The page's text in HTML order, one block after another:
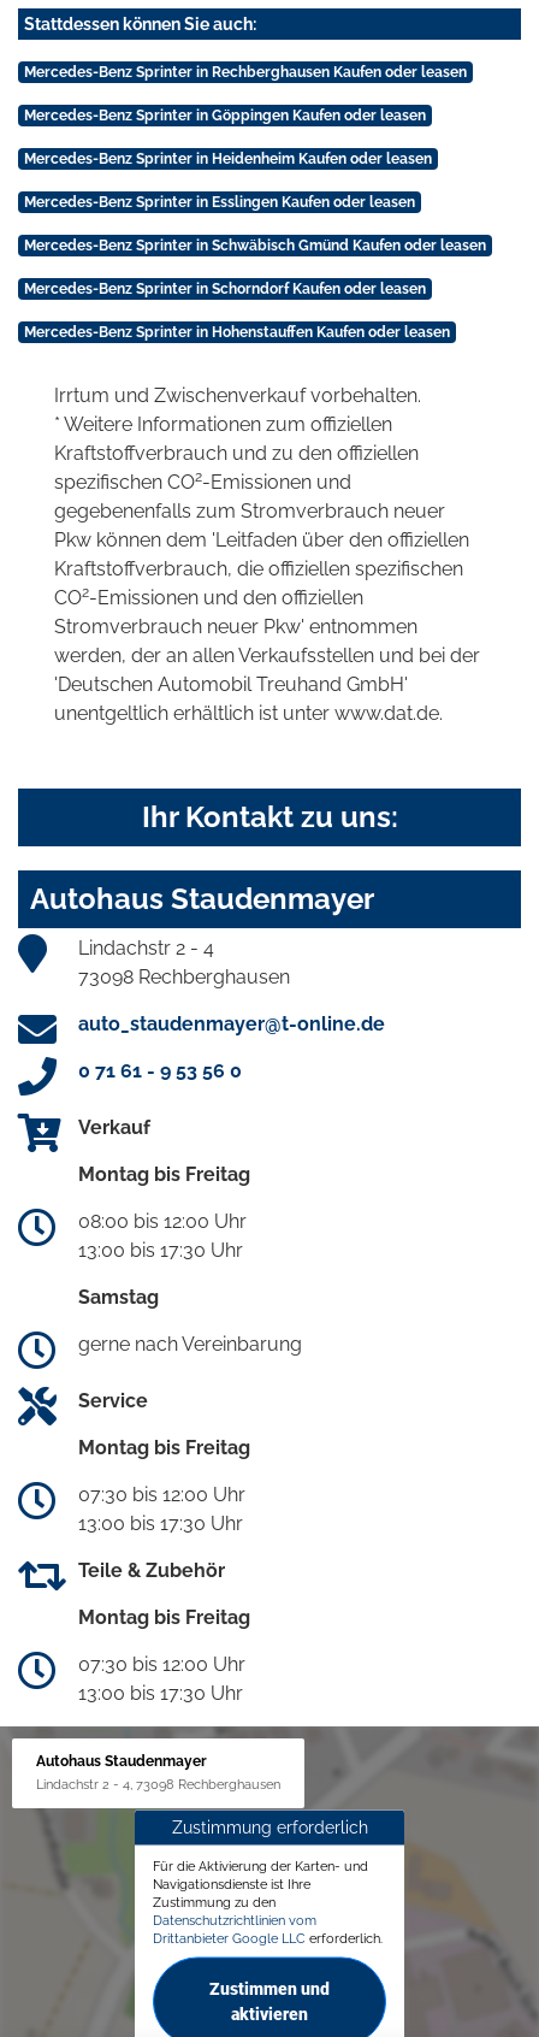
Stattdessen können Sie auch:
Mercedes-Benz Sprinter in Rechberghausen Kaufen oder leasen
Mercedes-Benz Sprinter in Göppingen Kaufen oder leasen
Mercedes-Benz Sprinter in Heidenheim Kaufen oder leasen
Mercedes-Benz Sprinter in Esslingen Kaufen oder leasen
Mercedes-Benz Sprinter in Schwäbisch Gmünd Kaufen oder leasen
Mercedes-Benz Sprinter in Schorndorf Kaufen oder leasen
Mercedes-Benz Sprinter in Hohenstauffen Kaufen oder leasen
Irrtum und Zwischenverkauf vorbehalten.
* Weitere Informationen zum offiziellen
Kraftstoffverbrauch und zu den offiziellen
spezifischen CO2-Emissionen und
gegebenenfalls zum Stromverbrauch neuer
Pkw können dem 'Leitfaden über den offiziellen
Kraftstoffverbrauch, die offiziellen spezifischen
CO2-Emissionen und den offiziellen
Stromverbrauch neuer Pkw' entnommen
werden, der an allen Verkaufsstellen und bei der
'Deutschen Automobil Treuhand GmbH'
unentgeltlich erhältlich ist unter www.dat.de.
Ihr Kontakt zu uns:
Autohaus Staudenmayer
Lindachstr 2 - 4
73098 Rechberghausen
auto_staudenmayer@t-online.de
0 71 61 - 9 53 56 0
Verkauf
Montag bis Freitag
08:00 bis 12:00 Uhr
13:00 bis 17:30 Uhr
Samstag
gerne nach Vereinbarung
Service
Montag bis Freitag
07:30 bis 12:00 Uhr
13:00 bis 17:30 Uhr
Teile & Zubehör
Montag bis Freitag
07:30 bis 12:00 Uhr
13:00 bis 17:30 Uhr
Autohaus Staudenmayer
Lindachstr 2 - 4, 73098 Rechberghausen
Zustimmung erforderlich
Für die Aktivierung der Karten- und
Navigationsdienste ist Ihre
Zustimmung zu den
Datenschutzrichtlinien vom
Drittanbieter Google LLC erforderlich.
Zustimmen und
aktivieren